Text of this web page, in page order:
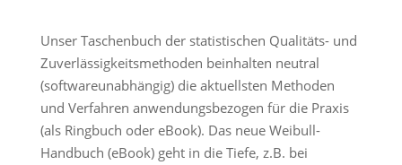
Unser Taschenbuch der statistischen Qualitäts- und
Zuverlässigkeitsmethoden beinhalten neutral
(softwareunabhängig) die aktuellsten Methoden
und Verfahren anwendungsbezogen für die Praxis
(als Ringbuch oder eBook). Das neue Weibull-
Handbuch (eBook) geht in die Tiefe, z.B. bei